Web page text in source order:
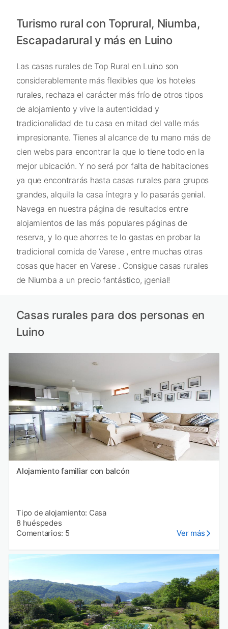
Turismo rural con Toprural, Niumba,
Escapadarural y más en Luino
Las casas rurales de Top Rural en Luino son
considerablemente más flexibles que los hoteles
rurales, rechaza el carácter más frío de otros tipos
de alojamiento y vive la autenticidad y
tradicionalidad de tu casa en mitad del valle más
impresionante. Tienes al alcance de tu mano más de
cien webs para encontrar la que lo tiene todo en la
mejor ubicación. Y no será por falta de habitaciones
ya que encontrarás hasta casas rurales para grupos
grandes, alquila la casa íntegra y lo pasarás genial.
Navega en nuestra página de resultados entre
alojamientos de las más populares páginas de
reserva, y lo que ahorres te lo gastas en probar la
tradicional comida de Varese , entre muchas otras
cosas que hacer en Varese . Consigue casas rurales
de Niumba a un precio fantástico, ¡genial!
Casas rurales para dos personas en
Luino
Alojamiento familiar con balcón
Tipo de alojamiento: Casa
8 huéspedes
Comentarios: 5
Ver más